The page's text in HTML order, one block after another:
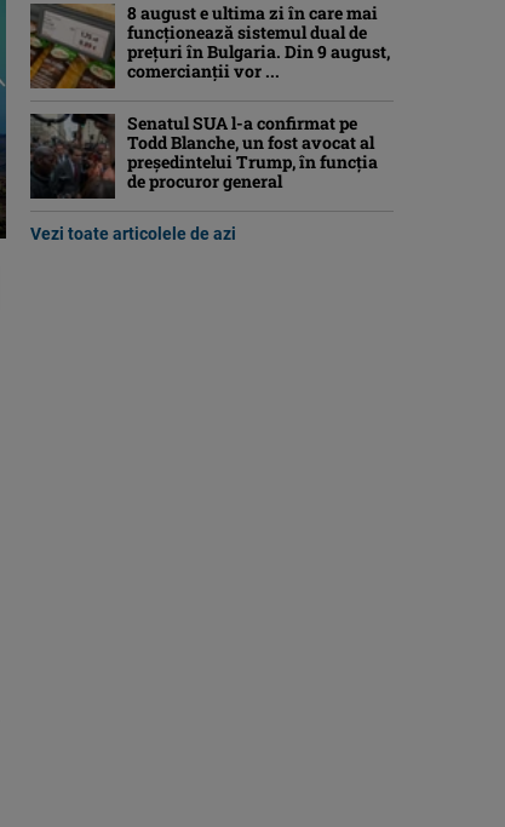
8 august e ultima zi în care mai
funcționează sistemul dual de
prețuri în Bulgaria. Din 9 august,
comercianții vor ...
Senatul SUA l-a confirmat pe
Todd Blanche, un fost avocat al
președintelui Trump, în funcția
de procuror general
Vezi toate articolele de azi